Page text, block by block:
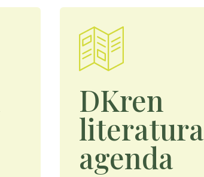
DKren
literatura
agenda